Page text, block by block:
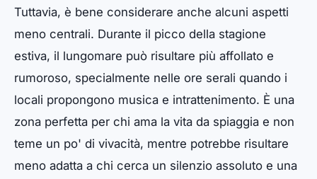
Tuttavia, è bene considerare anche alcuni aspetti
meno centrali. Durante il picco della stagione
estiva, il lungomare può risultare più affollato e
rumoroso, specialmente nelle ore serali quando i
locali propongono musica e intrattenimento. È una
zona perfetta per chi ama la vita da spiaggia e non
teme un po' di vivacità, mentre potrebbe risultare
meno adatta a chi cerca un silenzio assoluto e una